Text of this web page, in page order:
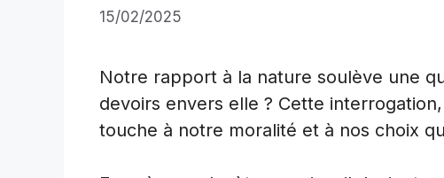
15/02/2025
Notre rapport à la nature soulève une
devoirs envers elle ? Cette
touche à notre moralité et à nos choix